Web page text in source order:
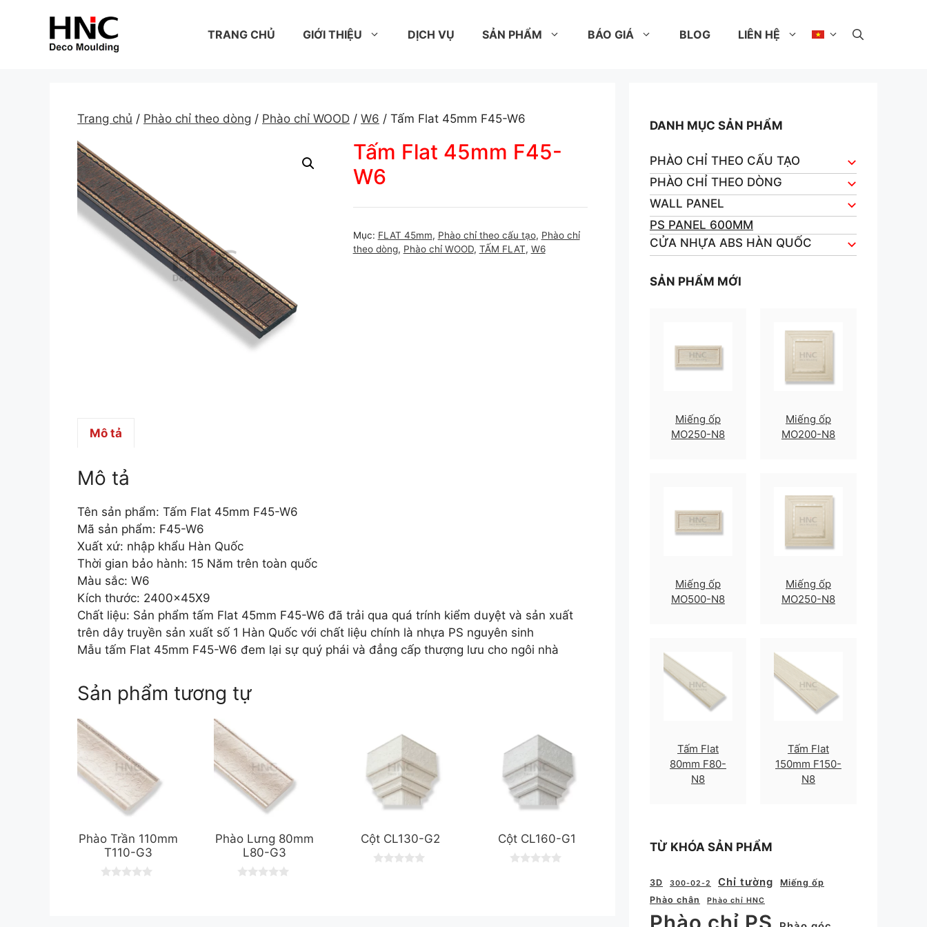
TRANG CHỦ GIỚI THIỆU DỊCH VỤ SẢN PHẨM BÁO GIÁ BLOG LIÊN HỆ
Trang chủ / Phào chỉ theo dòng / Phào chỉ WOOD / W6 / Tấm Flat 45mm F45-W6
Tấm Flat 45mm F45-
W6
Mục: FLAT 45mm, Phào chỉ theo cấu tạo, Phào chỉ
theo dòng, Phào chỉ WOOD, TẤM FLAT, W6
Mô tả
Mô tả
Tên sản phẩm: Tấm Flat 45mm F45-W6
Mã sản phẩm: F45-W6
Xuất xứ: nhập khẩu Hàn Quốc
Thời gian bảo hành: 15 Năm trên toàn quốc
Màu sắc: W6
Kích thước: 2400x45X9
Chất liệu: Sản phẩm tấm Flat 45mm F45-W6 đã trải qua quá trính kiểm duyệt và sản xuất
trên dây truyền sản xuất số 1 Hàn Quốc với chất liệu chính là nhựa PS nguyên sinh
Mẫu tấm Flat 45mm F45-W6 đem lại sự quý phái và đẳng cấp thượng lưu cho ngôi nhà
Sản phẩm tương tự
Phào Trần 110mm
T110-G3
Phào Lưng 80mm
L80-G3
Cột CL130-G2 Cột CL160-G1
DANH MỤC SẢN PHẨM
PHÀO CHỈ THEO CẤU TẠO
PHÀO CHỈ THEO DÒNG
WALL PANEL
PS PANEL 600MM
CỬA NHỰA ABS HÀN QUỐC
SẢN PHẨM MỚI
Miếng ốp
MO250-N8
Miếng ốp
MO200-N8
Miếng ốp
MO500-N8
Miếng ốp
MO250-N8
Tấm Flat
80mm F80-
N8
Tấm Flat
150mm F150-
N8
TỪ KHÓA SẢN PHẨM
3D 300-02-2 Chỉ tường
Miếng ốp
Phào chân
Phào chỉ HNC